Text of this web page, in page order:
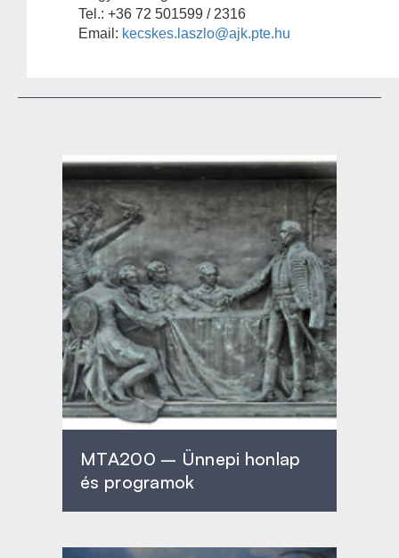
Tel.: +36 72 501599 / 2316
Email: kecskes.laszlo@ajk.pte.hu
MTA200 – Ünnepi honlap
és programok